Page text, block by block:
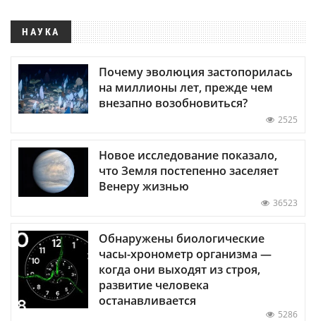
НАУКА
Почему эволюция застопорилась
на миллионы лет, прежде чем
внезапно возобновиться?
2525
Новое исследование показало,
что Земля постепенно заселяет
Венеру жизнью
36523
Обнаружены биологические
часы-хронометр организма —
когда они выходят из строя,
развитие человека
останавливается
5286